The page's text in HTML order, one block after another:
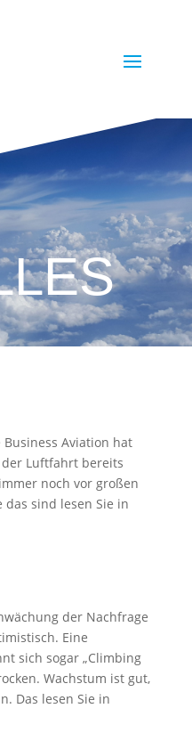
Aviation hat
Luftfahrt bereits
noch vor großen
sind lesen Sie in
der Nachfrage
Eine
sich sogar „Climbing
Wachstum ist gut,
Das lesen Sie in